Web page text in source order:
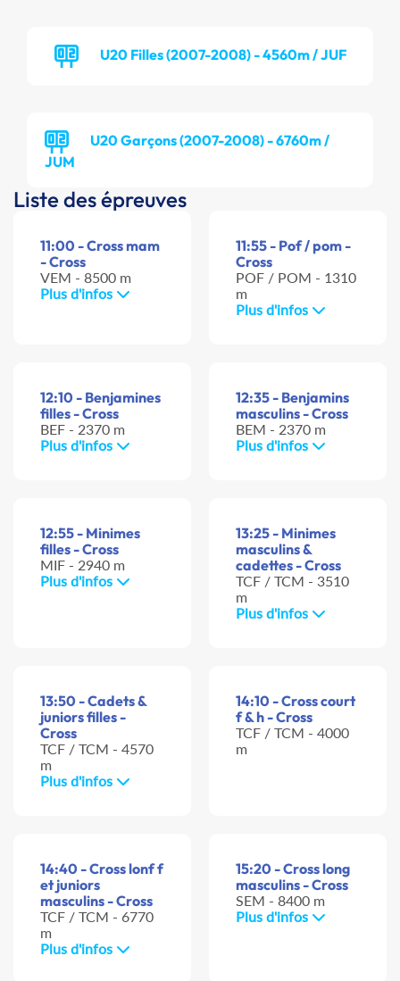
U20 Filles (2007-2008) - 4560m / JUF
U20 Garçons (2007-2008) - 6760m /
JUM
Liste des épreuves
11:00 - Cross mam
- Cross
VEM - 8500 m
Plus d'infos
11:55 - Pof / pom -
Cross
POF / POM - 1310
m
Plus d'infos
12:10 - Benjamines
filles - Cross
BEF - 2370 m
Plus d'infos
12:35 - Benjamins
masculins - Cross
BEM - 2370 m
Plus d'infos
12:55 - Minimes
filles - Cross
MIF - 2940 m
Plus d'infos
13:25 - Minimes
masculins &
cadettes - Cross
TCF / TCM - 3510
m
Plus d'infos
13:50 - Cadets &
juniors filles -
Cross
TCF / TCM - 4570
m
Plus d'infos
14:10 - Cross court
f & h - Cross
TCF / TCM - 4000
m
14:40 - Cross lonf f
et juniors
masculins - Cross
TCF / TCM - 6770
m
Plus d'infos
15:20 - Cross long
masculins - Cross
SEM - 8400 m
Plus d'infos